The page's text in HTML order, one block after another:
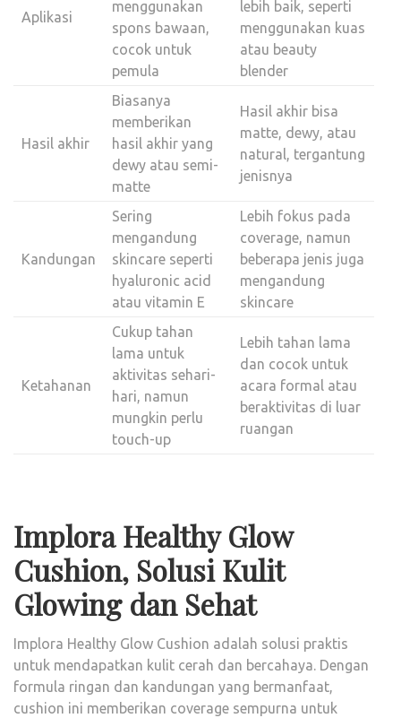
Aplikasi
menggunakan
spons bawaan,
cocok untuk
pemula
lebih baik, seperti
menggunakan kuas
atau beauty
blender
Hasil akhir
Biasanya
memberikan
hasil akhir yang
dewy atau semi-
matte
Hasil akhir bisa
matte, dewy, atau
natural, tergantung
jenisnya
Kandungan
Sering
mengandung
skincare seperti
hyaluronic acid
atau vitamin E
Lebih fokus pada
coverage, namun
beberapa jenis juga
mengandung
skincare
Ketahanan
Cukup tahan
lama untuk
aktivitas sehari-
hari, namun
mungkin perlu
touch-up
Lebih tahan lama
dan cocok untuk
acara formal atau
beraktivitas di luar
ruangan
Implora Healthy Glow
Cushion, Solusi Kulit
Glowing dan Sehat
Implora Healthy Glow Cushion adalah solusi praktis
untuk mendapatkan kulit cerah dan bercahaya. Dengan
formula ringan dan kandungan yang bermanfaat,
cushion ini memberikan coverage sempurna untuk